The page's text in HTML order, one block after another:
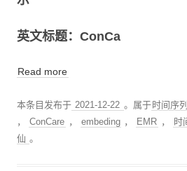
英文标题：ConCa
Read more
本条目发布于 2021-12-22 。属于 时间序列
， ConCare ， embeding ， EMR ， 时
仙 。